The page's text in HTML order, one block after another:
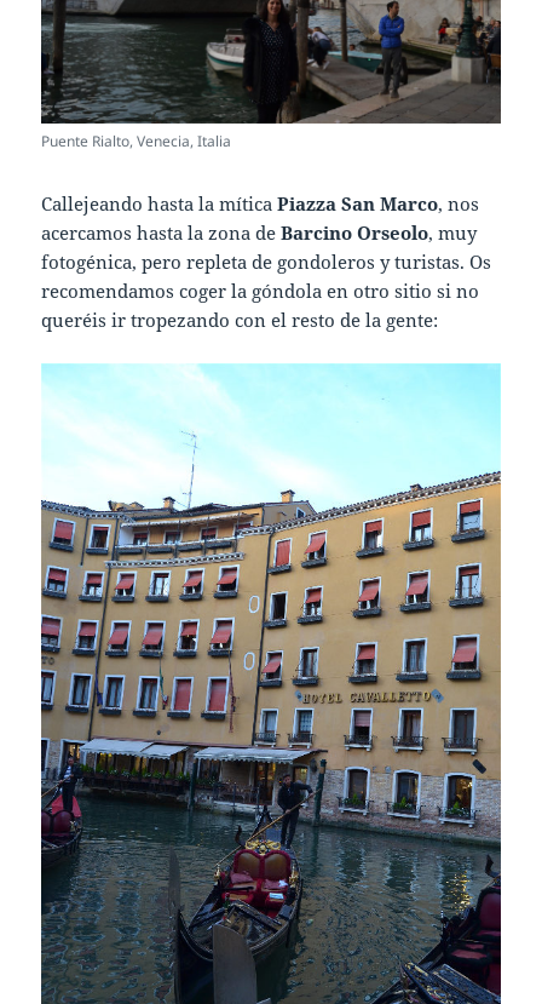
Puente Rialto, Venecia, Italia
Callejeando hasta la míticaPiazza San Marco, nos
acercamos hasta la zona deBarcino Orseolo, muy
fotogénica, pero repleta de gondoleros y turistas. Os
recomendamos coger la góndola en otro sitio si no
queréis ir tropezando con el resto de la gente: